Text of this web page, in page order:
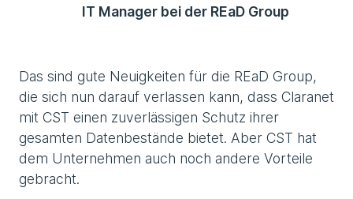
IT Manager bei der REaD Group
Das sind gute Neuigkeiten für die REaD Group,
die sich nun darauf verlassen kann, dass Claranet
mit CST einen zuverlässigen Schutz ihrer
gesamten Datenbestände bietet. Aber CST hat
dem Unternehmen auch noch andere Vorteile
gebracht.